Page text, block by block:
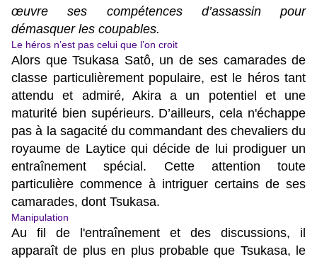
œuvre ses compétences d’assassin pour
démasquer les coupables.
Le héros n’est pas celui que l’on croit
Alors que Tsukasa Satô, un de ses camarades de
classe particulièrement populaire, est le héros tant
attendu et admiré, Akira a un potentiel et une
maturité bien supérieurs. D’ailleurs, cela n'échappe
pas à la sagacité du commandant des chevaliers du
royaume de Laytice qui décide de lui prodiguer un
entraînement spécial. Cette attention toute
particulière commence à intriguer certains de ses
camarades, dont Tsukasa.
Manipulation
Au fil de l'entraînement et des discussions, il
apparaît de plus en plus probable que Tsukasa, le